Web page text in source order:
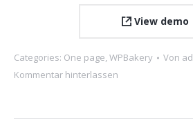
View demo
Categories: One page, WPBakery Von
Kommentar hinterlassen